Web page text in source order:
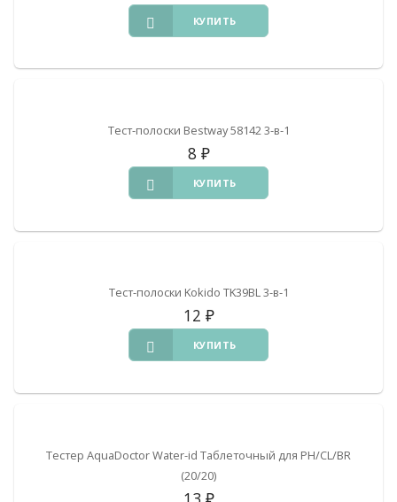
КУПИТЬ
Тест-полоски Bestway 58142 3-в-1
8 ₽
КУПИТЬ
Тест-полоски Kokido TK39BL 3-в-1
12 ₽
КУПИТЬ
Тестер AquaDoctor Water-id Таблеточный для PH/CL/BR
(20/20)